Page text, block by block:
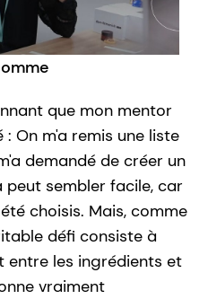
que mon mentor
On m'a remis une liste
demandé de créer un
sembler facile, car
choisis. Mais, comme
défi consiste à
entre les ingrédients et
vraiment